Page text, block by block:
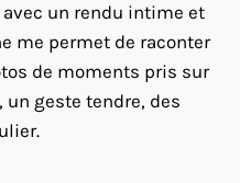
un rendu intime et
me permet de raconter
de moments pris sur
un geste tendre, des